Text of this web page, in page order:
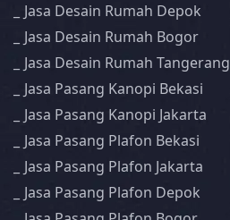
Jasa Desain Rumah Depok
Jasa Desain Rumah Bogor
Jasa Desain Rumah Tangerang
Jasa Pasang Kanopi Bekasi
Jasa Pasang Kanopi Jakarta
Jasa Pasang Plafon Bekasi
Jasa Pasang Plafon Jakarta
Jasa Pasang Plafon Depok